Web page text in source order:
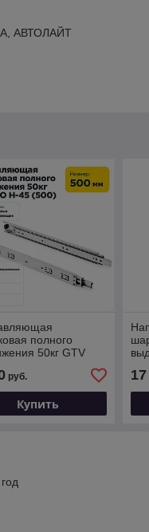
АВТОЛАЙТ
полного
50кг GTV
руб.
Купить
17